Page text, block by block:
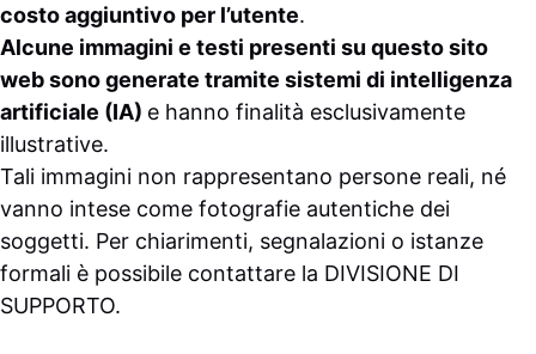
costo aggiuntivo per l’utente.
Alcune immagini e testi presenti su questo sito
web sono generate tramite sistemi di intelligenza
artificiale (IA) e hanno finalità esclusivamente
illustrative.
Tali immagini non rappresentano persone reali, né
vanno intese come fotografie autentiche dei
soggetti. Per chiarimenti, segnalazioni o istanze
formali è possibile contattare la DIVISIONE DI
SUPPORTO.